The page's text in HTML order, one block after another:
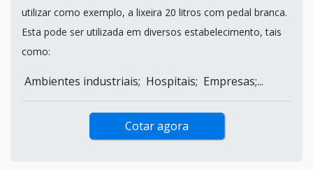
utilizar como exemplo, a lixeira 20 litros com pedal branca.
Esta pode ser utilizada em diversos estabelecimento, tais
como:
Ambientes industriais; Hospitais; Empresas;...
Cotar agora